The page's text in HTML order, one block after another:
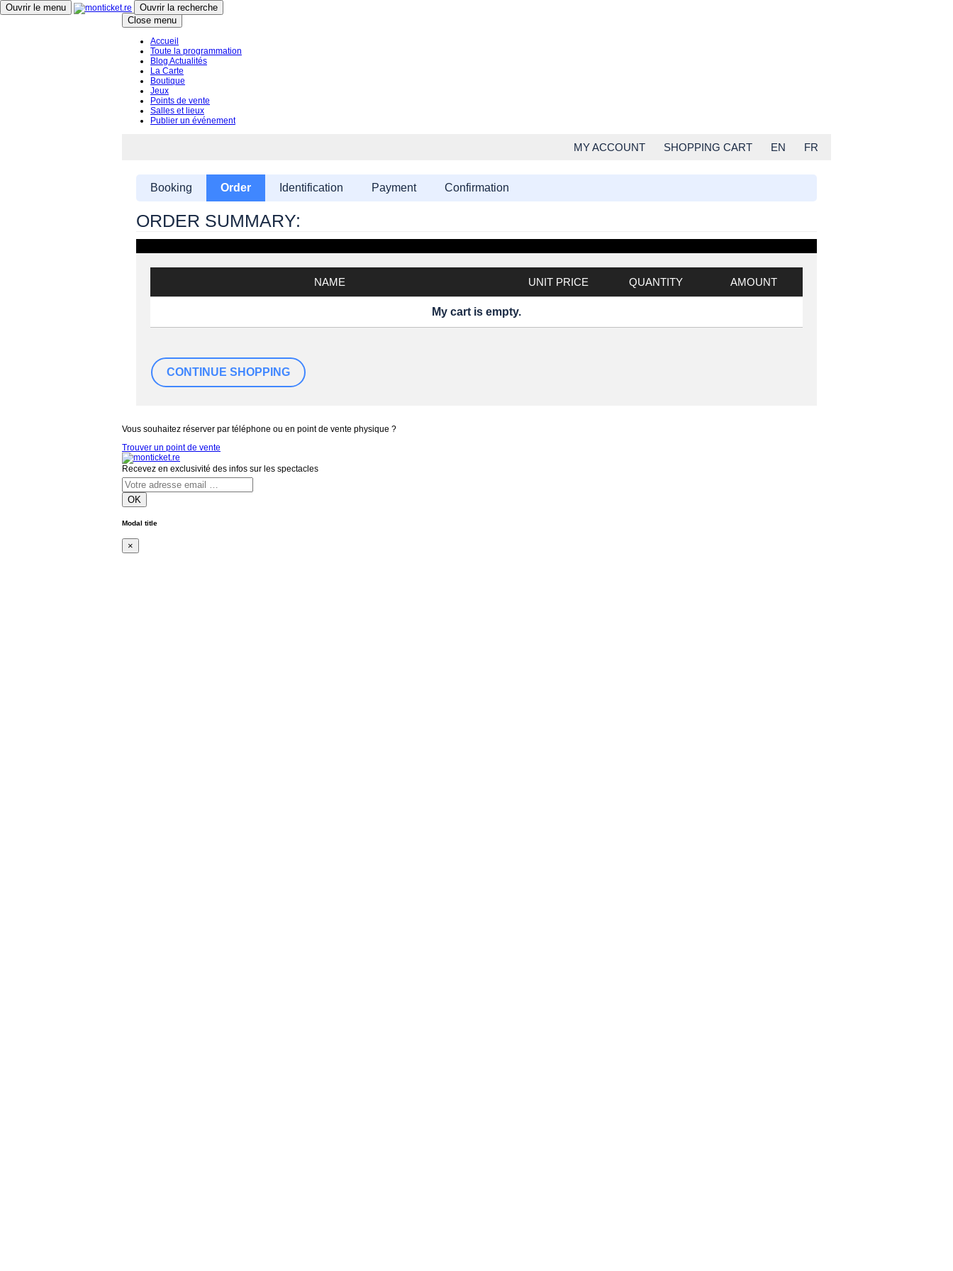
Ouvrir le menu
Ouvrir la recherche
Close menu
Accueil
Toute la programmation
Blog Actualités
La Carte
Boutique
Jeux
Points de vente
Salles et lieux
Publier un événement
FR
EN
SHOPPING CART
MY ACCOUNT
Booking Order Identification Payment Confirmation
ORDER SUMMARY:
NAME UNIT PRICE QUANTITY AMOUNT
My cart is empty.
Vous souhaitez réserver par téléphone ou en point de vente physique ?
Trouver un point de vente
Recevez en exclusivité des infos sur les spectacles
OK
Modal title
×